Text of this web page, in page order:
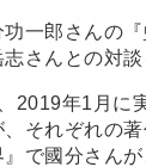
一郎さんの『
さんとの対談
2019年1月に
それぞれの
』で國分さん